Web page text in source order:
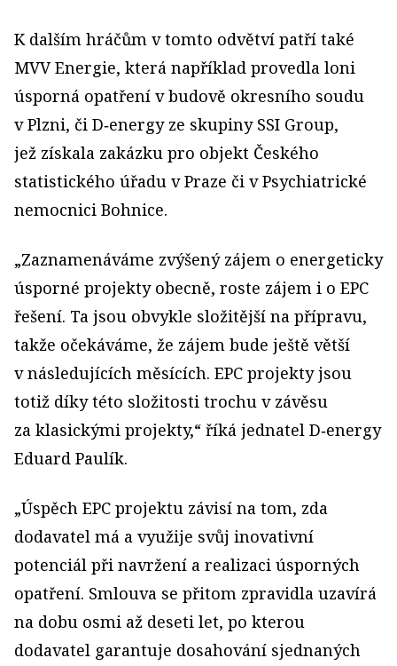
K dalším hráčům v tomto odvětví patří také
MVV Energie, která například provedla loni
úsporná opa­tření v budově okresního soudu
v Plzni, či D‑energy ze skupiny SSI Group,
jež získala zakázku pro objekt Českého
statistického úřadu v Praze či v Psychiatrické
nemocnici Bohnice.
„Zaznamenáváme zvýšený zájem o energeticky
úsporné projekty obecně, roste zájem i o EPC
řešení. Ta jsou obvykle složitější na přípravu,
takže očekáváme, že zájem bude ještě větší
v následujících měsících. EPC projekty jsou
totiž díky této složitosti trochu v závěsu
za klasickými projekty,“ říká jednatel D‑energy
Eduard Paulík.
„Úspěch EPC projektu závisí na tom, zda
dodavatel má a využije svůj inovativní
potenciál při navržení a realizaci úsporných
opatření. Smlouva se přitom zpravidla uzavírá
na dobu osmi až deseti let, po kterou
dodavatel garantuje dosahování sjednaných